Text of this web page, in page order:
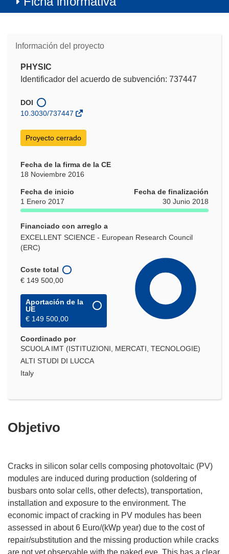
Información del proyecto
PHYSIC
Identificador del acuerdo de subvención: 737447
DOI
10.3030/737447
Proyecto cerrado
Fecha de la firma de la CE
18 Noviembre 2016
Fecha de inicio
1 Enero 2017
Fecha de finalización
30 Junio 2018
Financiado con arreglo a
EXCELLENT SCIENCE - European Research Council
(ERC)
Coste total
€ 149 500,00
Aportación de la
UE
€ 149 500,00
Coordinado por
SCUOLA IMT (ISTITUZIONI, MERCATI, TECNOLOGIE)
ALTI STUDI DI LUCCA
Italy
Objetivo
Cracks in silicon solar cells composing photovoltaic (PV)
modules are induced during production (soldering of
busbars onto solar cells, other defects), transportation,
installation and exposure to the environment. The
economic impact of cracking in PV modules has been
assessed in about 6 Euro/(kWp year) due to the cost of
repair/substitution and the missing production while cracks